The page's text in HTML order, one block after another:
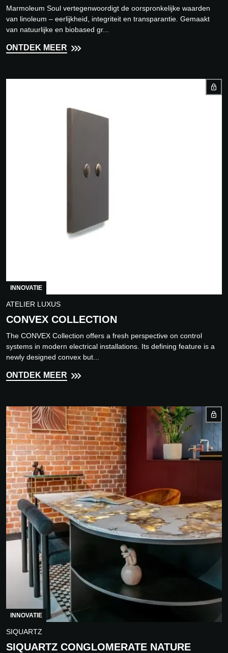
Marmoleum Soul vertegenwoordigt de oorspronkelijke waarden
van linoleum – eerlijkheid, integriteit en transparantie. Gemaakt
van natuurlijke en biobased gr...
ONTDEK MEER
INNOVATIE
ATELIER LUXUS
CONVEX COLLECTION
The CONVEX Collection offers a fresh perspective on control
systems in modern electrical installations. Its defining feature is a
newly designed convex but...
ONTDEK MEER
INNOVATIE
SIQUARTZ
SIQUARTZ CONGLOMERATE NATURE